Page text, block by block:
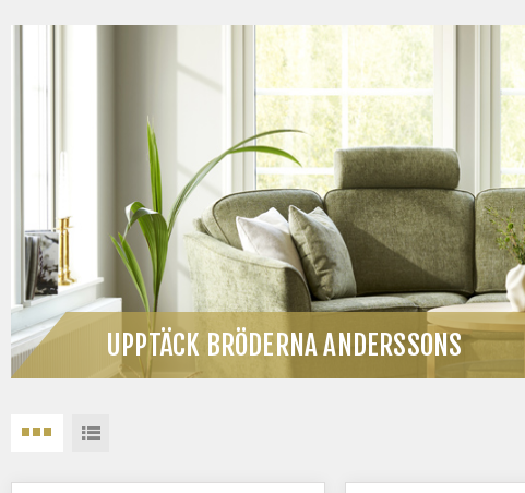
UPPTÄCK BRÖDERNA ANDERSSONS